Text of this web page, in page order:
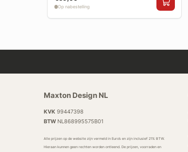
Op nabestelling
Maxton Design NL
KVK 99447398
BTWNL868995575B01
Alle prijzen op de website zijn vermeld in Euro’s en zijn inclusief 21% BTW.
Hieraan kunnen geen rechten worden ontleend. De prijzen, voorraden en